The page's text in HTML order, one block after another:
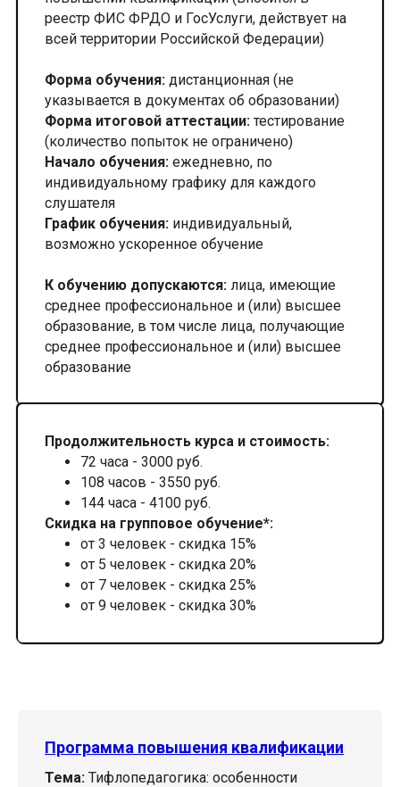
реестр ФИС ФРДО и ГосУслуги, действует на
всей территории Российской Федерации)
Форма обучения: дистанционная (не
указывается в документах об образовании)
Форма итоговой аттестации: тестирование
(количество попыток не ограничено)
Начало обучения: ежедневно, по
индивидуальному графику для каждого
слушателя
График обучения: индивидуальный,
возможно ускоренное обучение
К обучению допускаются: лица, имеющие
среднее профессиональное и (или) высшее
образование, в том числе лица, получающие
среднее профессиональное и (или) высшее
образование
Продолжительность курса и стоимость:
72 часа - 3000 руб.
108 часов - 3550 руб.
144 часа - 4100 руб.
Скидка на групповое обучение*:
от 3 человек - скидка 15%
от 5 человек - скидка 20%
от 7 человек - скидка 25%
от 9 человек - скидка 30%
Программа повышения квалификации
Тема: Тифлопедагогика: особенности